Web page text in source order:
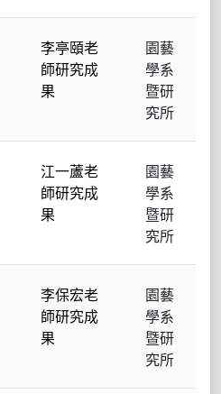
李亭頤老
師研究成
果
園藝
學系
暨研
究所
江一蘆老
師研究成
果
園藝
學系
暨研
究所
李保宏老
師研究成
果
園藝
學系
暨研
究所